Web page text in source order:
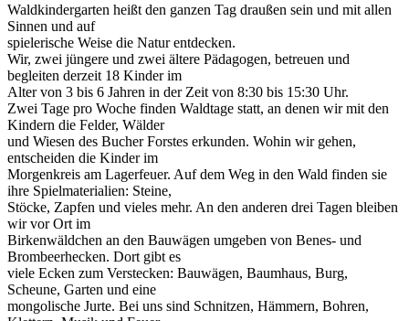
Waldkindergarten heißt den ganzen Tag draußen sein und mit allen
Sinnen und auf
spielerische Weise die Natur entdecken.
Wir, zwei jüngere und zwei ältere Pädagogen, betreuen und
begleiten derzeit 18 Kinder im
Alter von 3 bis 6 Jahren in der Zeit von 8:30 bis 15:30 Uhr.
Zwei Tage pro Woche finden Waldtage statt, an denen wir mit den
Kindern die Felder, Wälder
und Wiesen des Bucher Forstes erkunden. Wohin wir gehen,
entscheiden die Kinder im
Morgenkreis am Lagerfeuer. Auf dem Weg in den Wald finden sie
ihre Spielmaterialien: Steine,
Stöcke, Zapfen und vieles mehr. An den anderen drei Tagen bleiben
wir vor Ort im
Birkenwäldchen an den Bauwägen umgeben von Benes- und
Brombeerhecken. Dort gibt es
viele Ecken zum Verstecken: Bauwägen, Baumhaus, Burg,
Scheune, Garten und eine
mongolische Jurte. Bei uns sind Schnitzen, Hämmern, Bohren,